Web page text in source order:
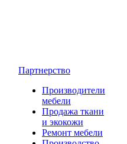
Партнерство
Производители
мебели
Продажа ткани
и экокожи
Ремонт мебели